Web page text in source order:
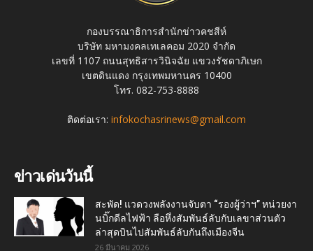
กองบรรณาธิการสำนักข่าวคชสีห์
บริษัท มหามงคลเทเลคอม 2020 จำกัด
เลขที่ 1107 ถนนสุทธิสารวินิจฉัย แขวงรัชดาภิเษก
เขตดินแดง กรุงเทพมหานคร 10400
โทร. 082-753-8888
ติดต่อเรา: infokochasrinews@gmail.com
ข่าวเด่นวันนี้
สะพัด! แวดวงพลังงานจับตา “รองผู้ว่าฯ” หน่วยงา
นบิ๊กดีลไฟฟ้า ลือหึ่งสัมพันธ์ลับกับเลขาส่วนตัว
ล่าสุดบินไปสัมพันธ์ลับกันถึงเมืองจีน
26 มีนาคม 2026